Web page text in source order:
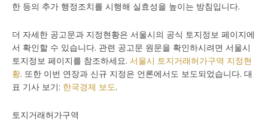
한 등의 추가 행정조치를 시행해 실효성을 높이는 방침입니다.
더 자세한 공고문과 지정현황은 서울시의 공식 토지정보 페이지에
서 확인할 수 있습니다. 관련 공고문 원문을 확인하시려면 서울시
토지정보 페이지를 참조하세요. 서울시 토지거래허가구역 지정현
황. 또한 이번 연장과 신규 지정은 언론에서도 보도되었습니다. 대
표 기사 보기: 한국경제 보도.
토지거래허가구역